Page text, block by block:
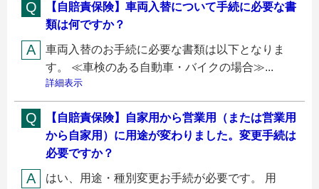
【自賠責保険】車両入替について手続に必要な書
類は何ですか？
車両入替のお手続に必要な書類は以下となりま
す。 ≪車検のある自動車・バイクの場合≫...
詳細表示
【自賠責保険】自家用から営業用（または営業用
から自家用）に用途が変わりました。変更手続は
必要ですか？
はい、用途・種別変更お手続が必要です。 用